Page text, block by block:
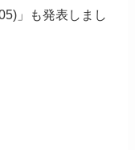
」も発表しまし